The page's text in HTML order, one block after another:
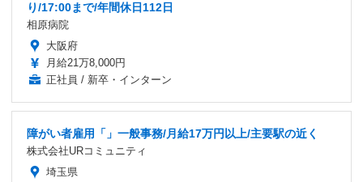
り/17:00まで/年間休日112日
相原病院
大阪府
月給21万8,000円
正社員 / 新卒・インターン
障がい者雇用「」一般事務/月給17万円以上/主要駅の近く
株式会社URコミュニティ
埼玉県